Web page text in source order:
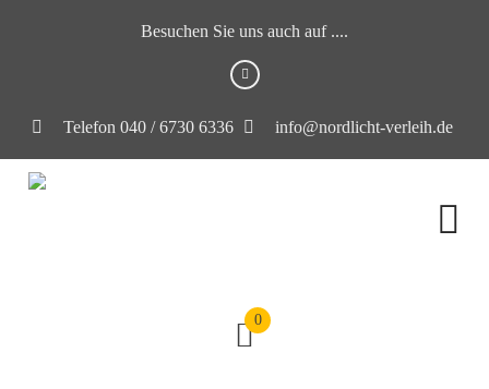
Besuchen Sie uns auch auf ....
Telefon 040 / 6730 6336 info@nordlicht-verleih.de
0